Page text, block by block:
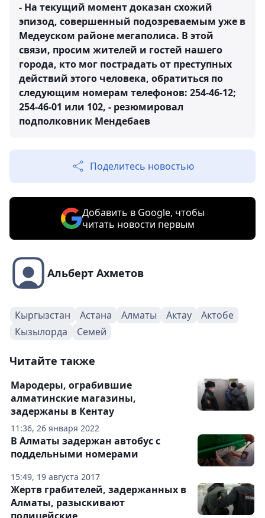
- На текущий момент доказан схожий
эпизод, совершенный подозреваемым уже в
Медеуском районе мегаполиса. В этой
связи, просим жителей и гостей нашего
города, кто мог пострадать от преступных
действий этого человека, обратиться по
следующим номерам телефонов: 254-46-12;
254-46-01 или 102, - резюмировал
подполковник Мендебаев
Поделитесь новостью
Добавить в Google, чтобы
читать новости первым
Альберт Ахметов
Кыргызстан Астана Алматы Актау
Актобе
Кызылорда
Семей
Читайте также
11:36, 26 января 2022
Мародеры, ограбившие
алматинские магазины,
задержаны в Кентау
15:49, 19 августа 2017
В Алматы задержан автобус с
поддельными номерами
Жертв грабителей, задержанных в
Алматы, разыскивают